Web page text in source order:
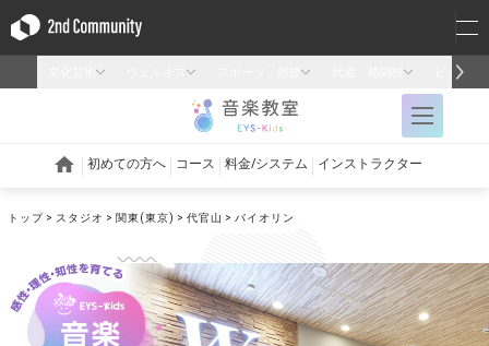
トップ スタジオ 関東(東京) 代官山 バイオリン